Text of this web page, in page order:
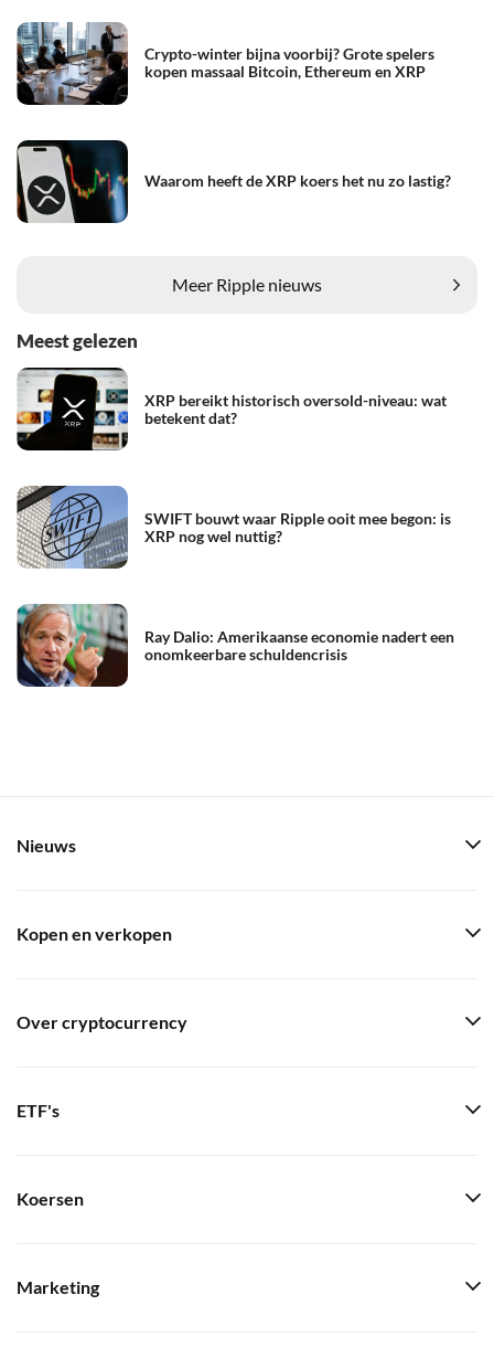
Crypto-winter bijna voorbij? Grote spelers
kopen massaal Bitcoin, Ethereum en XRP
Waarom heeft de XRP koers het nu zo lastig?
Meer Ripple nieuws
Meest gelezen
XRP bereikt historisch oversold-niveau: wat
betekent dat?
SWIFT bouwt waar Ripple ooit mee begon: is
XRP nog wel nuttig?
Ray Dalio: Amerikaanse economie nadert een
onomkeerbare schuldencrisis
Nieuws
Kopen en verkopen
Over cryptocurrency
ETF's
Koersen
Marketing